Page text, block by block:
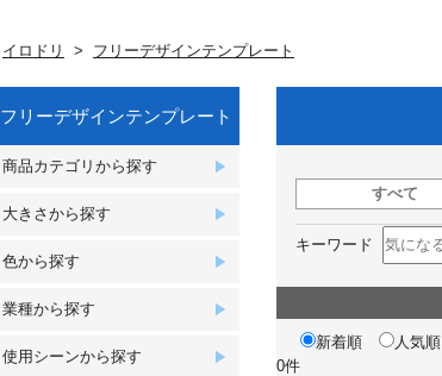
イロドリ フリーデザインテンプレート
フリーデザインテンプレート
商品カテゴリから探す
大きさから探す
色から探す
業種から探す
使用シーンから探す
すべて
キーワード
新着順
人気順
0件